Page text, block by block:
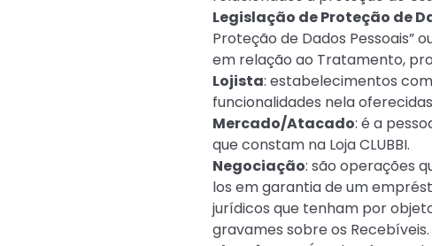
Legislação de Proteção de
Proteção de Dados Pessoais”
em relação ao Tratamento,
Lojista: estabelecimentos
funcionalidades nela
Mercado/Atacado: é a
que constam na Loja CLUBBI.
Negociação: são operações
los em garantia de um
jurídicos que tenham por
gravames sobre os Recebíveis.